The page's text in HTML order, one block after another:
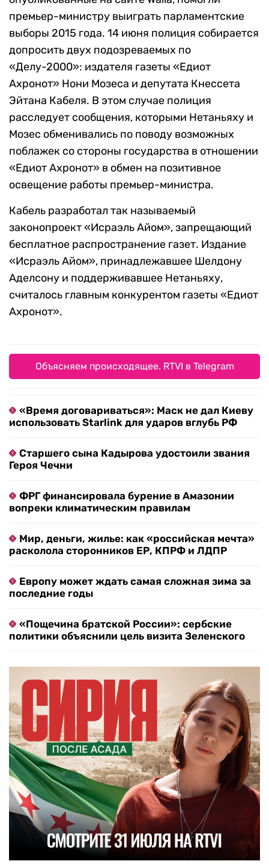
премьер-министру выиграть парламентские
выборы 2015 года. 14 июня полиция собирается
допросить двух подозреваемых по
«Делу-2000»: издателя газеты «Едиот
Ахронот» Нони Мозеса и депутата Кнессета
Эйтана Кабеля. В этом случае полиция
расследует сообщения, которыми Нетаньяху и
Мозес обменивались по поводу возможных
поблажек со стороны государства в отношении
«Едиот Ахронот» в обмен на позитивное
освещение работы премьер-министра.
Кабель разработал так называемый
законопроект «Исраэль Айом», запрещающий
бесплатное распространение газет. Издание
«Исраэль Айом», принадлежавшее Шелдону
Аделсону и поддерживавшее Нетаньяху,
считалось главным конкурентом газеты «Едиот
Ахронот».
Объясняем происходящее. RTVI в Telegram
«Время договариваться»: Маск не дал Киеву
использовать Starlink для ударов вглубь РФ
Старшего сына Кадырова удостоили звания
Героя Чечни
ФРГ финансировала бурение в Амазонии
вопреки климатическим правилам
Мир, деньги, жилье: как «российская мечта»
расколола сторонников ЕР, КПРФ и ЛДПР
Европу может ждать самая сложная зима за
последние годы
«Пощечина братской России»: сербские
политики объяснили цель визита Зеленского